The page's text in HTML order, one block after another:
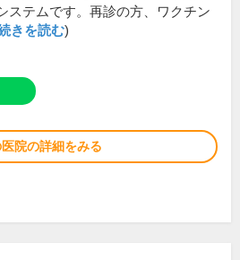
ステムです。再診の方、ワクチン
きを読む)
院の詳細をみる